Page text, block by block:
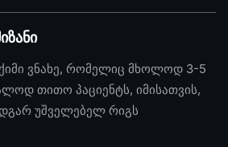
ვნახე, რომელიც მხოლოდ 3-5
თითო პაციენტს, იმისათვის,
უშველებელ რიგს